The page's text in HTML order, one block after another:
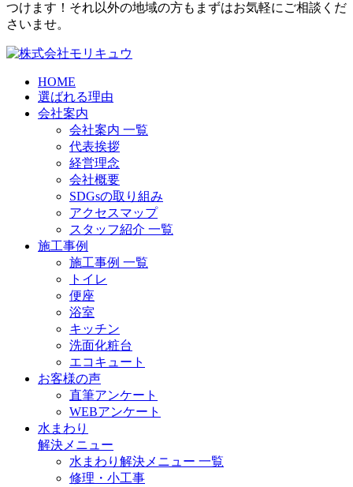
つけます！それ以外の地域の方もまずはお気軽にご相談くだ
さいませ。
HOME
選ばれる理由
会社案内
会社案内 一覧
代表挨拶
経営理念
会社概要
SDGsの取り組み
アクセスマップ
スタッフ紹介 一覧
施工事例
施工事例 一覧
トイレ
便座
浴室
キッチン
洗面化粧台
エコキュート
お客様の声
直筆アンケート
WEBアンケート
水まわり
解決メニュー
水まわり解決メニュー 一覧
修理・小工事